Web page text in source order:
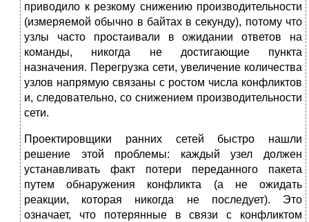
приводило к резкому снижению производительности
(измеряемой обычно в байтах в секунду), потому что
узлы часто простаивали в ожидании ответов на
команды, никогда не достигающие пункта
назначения. Перегрузка сети, увеличение количества
узлов напрямую связаны с ростом числа конфликтов
и, следовательно, со снижением производительности
сети.
Проектировщики ранних сетей быстро нашли
решение этой проблемы: каждый узел должен
устанавливать факт потери переданного пакета
путем обнаружения конфликта (а не ожидать
реакции, которая никогда не последует). Это
означает, что потерянные в связи с конфликтом